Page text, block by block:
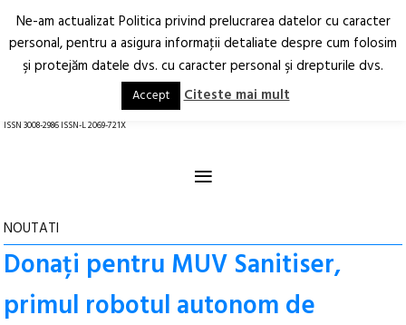
Arhitectură.
Oraș.
RO EN
ISSN 3008-2986 ISSN-L 2069-721X
≡
NOUTATI
Donați pentru MUV Sanitiser,
primul robotul autonom de
Ne-am actualizat Politica privind prelucrarea datelor cu caracter
personal, pentru a asigura informaţii detaliate despre cum folosim
şi protejăm datele dvs. cu caracter personal şi drepturile dvs.
Accept Citeste mai mult